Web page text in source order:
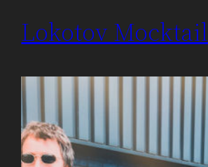
Lokotov Mocktail